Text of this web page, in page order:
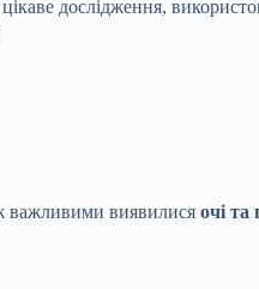
дослідження,
важливими виявилися очі та